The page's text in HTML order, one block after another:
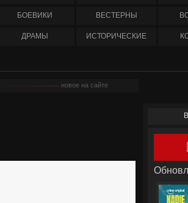
БОЕВИКИ ВЕСТЕРНЫ
ДРАМЫ ИСТОРИЧЕСКИЕ
новое на сайте